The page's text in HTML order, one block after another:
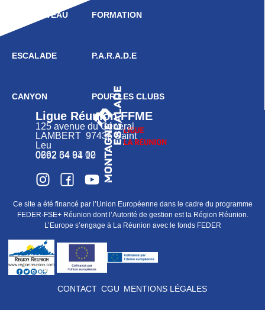
HAUT NIVEAU
ESCALADE
CANYON
FORMATION
P.A.R.A.D.E
POUR LES CLUBS
Ligue Réunion FFME
125 avenue du Général
LAMBERT 97436 Saint
Leu
0262 34 91 02
0692 64 64 10
Ce site a été financé par l’Union Européenne dans le cadre du programme
FEDER-FSE+ Réunion dont l’Autorité de gestion est la Région Réunion.
L’Europe s’engage à La Réunion avec le fonds FEDER
CONTACT CGU MENTIONS LÉGALES